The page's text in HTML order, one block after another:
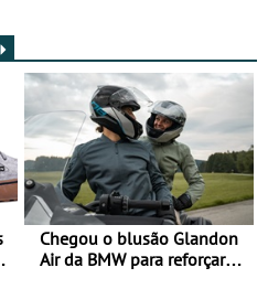
Chegou o blusão Glandon
Air da BMW para reforçar